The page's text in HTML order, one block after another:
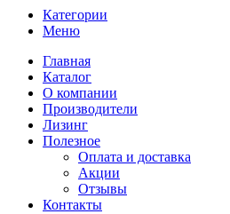
Категории
Меню
Главная
Каталог
О компании
Производители
Лизинг
Полезное
Оплата и доставка
Акции
Отзывы
Контакты